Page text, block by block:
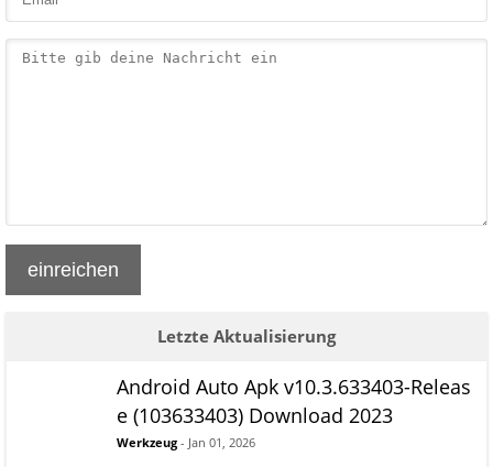
einreichen
Letzte Aktualisierung
Android Auto Apk v10.3.633403-Releas
e (103633403) Download 2023
Werkzeug - Jan 01, 2026